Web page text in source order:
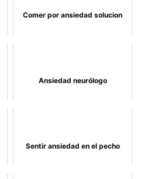
Comer por ansiedad solucion
Ansiedad neurólogo
Sentir ansiedad en el pecho